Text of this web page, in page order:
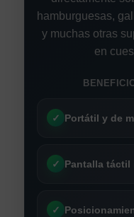
hamburguesas,
y muchas otras
en
✓ Portátil y de
✓ Pantalla táctil
✓